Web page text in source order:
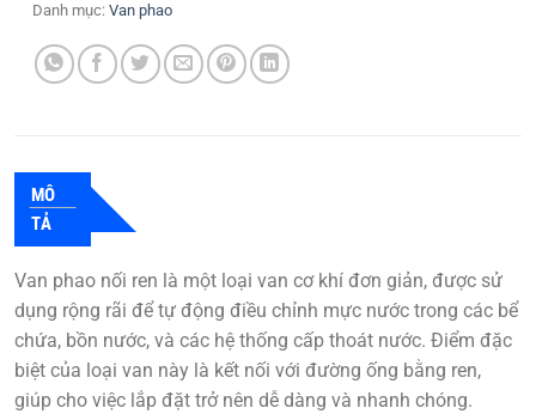
Danh mục: Van phao
MÔ
TẢ
Van phao nối ren là một loại van cơ khí đơn giản, được sử
dụng rộng rãi để tự động điều chỉnh mực nước trong các bể
chứa, bồn nước, và các hệ thống cấp thoát nước. Điểm đặc
biệt của loại van này là kết nối với đường ống bằng ren,
giúp cho việc lắp đặt trở nên dễ dàng và nhanh chóng.